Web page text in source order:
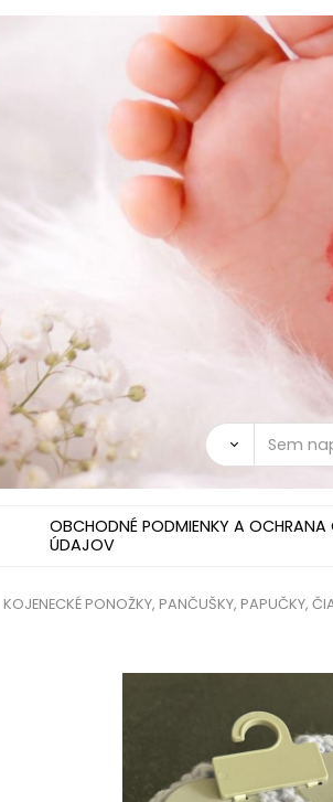
OBCHODNÉ PODMIENKY A OCHRANA
ÚDAJOV
KOJENECKÉ PONOŽKY, PANČUŠKY, PAPUČKY,